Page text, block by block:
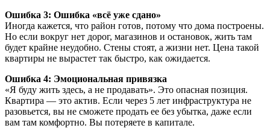
Ошибка 3: Ошибка «всё уже сдано»
Иногда кажется, что район готов, потому что дома построены.
Но если вокруг нет дорог, магазинов и остановок, жить там
будет крайне неудобно. Стены стоят, а жизни нет. Цена такой
квартиры не вырастет так быстро, как ожидается.
Ошибка 4: Эмоциональная привязка
«Я буду жить здесь, а не продавать». Это опасная позиция.
Квартира — это актив. Если через 5 лет инфраструктура не
разовьется, вы не сможете продать ее без убытка, даже если
вам там комфортно. Вы потеряете в капитале.